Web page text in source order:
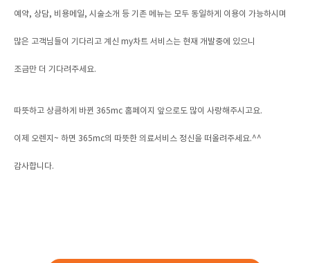
예약, 상담, 비용메일, 시술소개 등 기존 메뉴는 모두 동일하게 이용이 가능하시며
많은 고객님들이 기다리고 계신 my차트 서비스는 현재 개발중에 있으니
조금만 더 기다려주세요.
따뜻하고 상큼하게 바뀐 365mc 홈페이지 앞으로도 많이 사랑해주시고요.
이제 오렌지~ 하면 365mc의 따뜻한 의료서비스 정신을 떠올려주세요.^^
감사합니다.